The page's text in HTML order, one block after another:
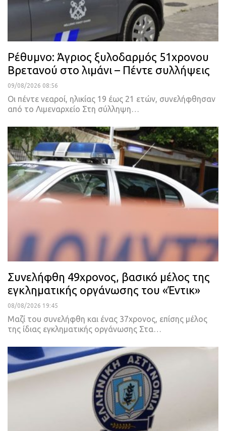
Ρέθυμνο: Άγριος ξυλοδαρμός 51χρονου
Βρετανού στο λιμάνι – Πέντε συλλήψεις
09/08/2026 08:56
Οι πέντε νεαροί, ηλικίας 19 έως 21 ετών, συνελήφθησαν
από το Λιμεναρχείο Στη σύλληψη…
Συνελήφθη 49χρονος, βασικό μέλος της
εγκληματικής οργάνωσης του «Έντικ»
08/08/2026 19:45
Μαζί του συνελήφθη και ένας 37χρονος, επίσης μέλος
της ίδιας εγκληματικής οργάνωσης Στα…